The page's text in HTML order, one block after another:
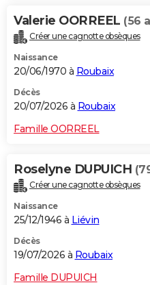
Valerie OORREEL (56
Créer une cagnotte obsèques
Naissance
20/06/1970 à Roubaix
Décès
20/07/2026 à Roubaix
Famille OORREEL
Roselyne DUPUICH
Créer une cagnotte obsèques
Naissance
25/12/1946 à Liévin
Décès
19/07/2026 à Roubaix
Famille DUPUICH